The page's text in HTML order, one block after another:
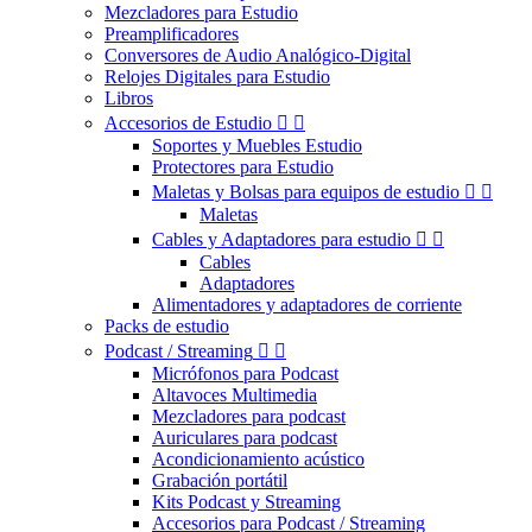
Mezcladores para Estudio
Preamplificadores
Conversores de Audio Analógico-Digital
Relojes Digitales para Estudio
Libros
Accesorios de Estudio  
Soportes y Muebles Estudio
Protectores para Estudio
Maletas y Bolsas para equipos de estudio  
Maletas
Cables y Adaptadores para estudio  
Cables
Adaptadores
Alimentadores y adaptadores de corriente
Packs de estudio
Podcast / Streaming  
Micrófonos para Podcast
Altavoces Multimedia
Mezcladores para podcast
Auriculares para podcast
Acondicionamiento acústico
Grabación portátil
Kits Podcast y Streaming
Accesorios para Podcast / Streaming